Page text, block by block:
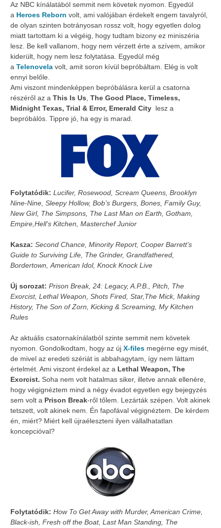
Az NBC kínálatából semmit nem követek nyomon. Egyedül
a Heroes Reborn volt, ami valójában érdekelt engem tavalyról,
de olyan szinten botrányosan rossz volt, hogy egyetlen dolog
miatt tartottam ki a végéig, hogy tudtam bizony ez miniszéria
lesz. Be kell vallanom, hogy nem vérzett érte a szívem, amikor
kiderült, hogy nem lesz folytatása. Egyedül még
a Telenovela volt, amit soron kívül bepróbáltam. Elég is volt
ennyi belőle.
Ami viszont mindenképpen bepróbálásra kerül a csatorna
részéről az a This Is Us, The Good Place, Timeless,
Midnight Texas, Trial & Error, Emerald City lesz a
bepróbálós. Tippre jó, ha egy is marad.
Folytatódik: Lucifer, Rosewood, Scream Queens, Brooklyn
Nine-Nine, Sleepy Hollow, Bob’s Burgers, Bones, Family Guy,
New Girl, The Simpsons, The Last Man on Earth, Gotham,
Empire,Hell’s Kitchen, Masterchef Junior
Kasza: Second Chance, Minority Report, Cooper Barrett’s
Guide to Surviving Life, The Grinder, Grandfathered,
Bordertown, American Idol, Knock Knock Live
Új sorozat: Prison Break, 24: Legacy, A.P.B., Pitch, The
Exorcist, Lethal Weapon, Shots Fired, Star,The Mick, Making
History, The Son of Zorn, Kicking & Screaming, My Kitchen
Rules
Az aktuális csatornakínálatból szinte semmit nem követek
nyomon. Gondolkodtam, hogy az új X-files megérne egy misét,
de mivel az eredeti szériát is abbahagytam, így nem láttam
értelmét. Ami viszont érdekel az a Lethal Weapon, The
Exorcist. Soha nem volt hatalmas siker, illetve annak ellenére,
hogy végignéztem mind a négy évadot egyetlen egy bejegyzés
sem volt a Prison Break-ről tőlem. Lezárták szépen. Volt akinek
tetszett, volt akinek nem. Én fapofával végignéztem. De kérdem
én, miért? Miért kell újraéleszteni ilyen vállalhatatlan
koncepcióval?
Folytatódik: How To Get Away with Murder, American Crime,
Black-ish, Fresh off the Boat, Last Man Standing, The